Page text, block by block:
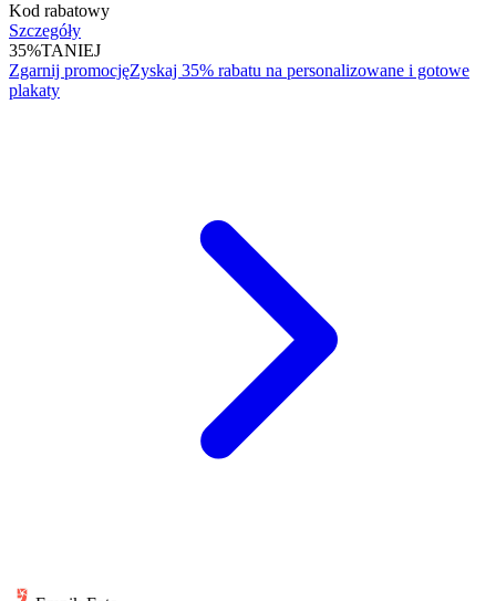
Kod rabatowy
Szczegóły
35%TANIEJ
Zgarnij promocjęZyskaj 35% rabatu na personalizowane i gotowe
plakaty